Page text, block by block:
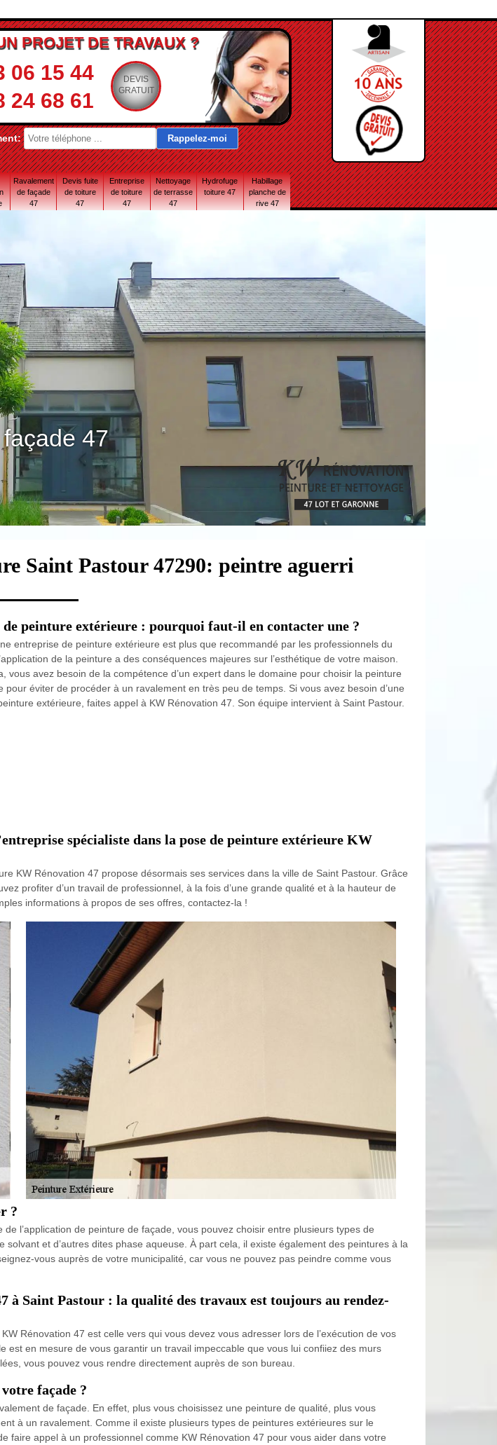
PROJET DE TRAVAUX ?
06 15 44
24 68 61
DEVIS
GRATUIT
Ravalement
de façade
47
Devis fuite
de toiture
47
Entreprise
de toiture
47
Nettoyage
de terrasse
47
Hydrofuge
toiture 47
Habillage
planche de
rive 47
47
Saint Pastour 47290: peintre aguerri
peinture extérieure : pourquoi faut-il en contacter une ?
entreprise de peinture extérieure est plus que recommandé par les professionnels du
de la peinture a des conséquences majeures sur l’esthétique de votre maison.
vous avez besoin de la compétence d’un expert dans le domaine pour choisir la peinture
pour éviter de procéder à un ravalement en très peu de temps. Si vous avez besoin d’une
extérieure, faites appel à KW Rénovation 47. Son équipe intervient à Saint Pastour.
spécialiste dans la pose de peinture extérieure KW
KW Rénovation 47 propose désormais ses services dans la ville de Saint Pastour. Grâce
profiter d’un travail de professionnel, à la fois d’une grande qualité et à la hauteur de
informations à propos de ses offres, contactez-la !
?
l’application de peinture de façade, vous pouvez choisir entre plusieurs types de
et d’autres dites phase aqueuse. À part cela, il existe également des peintures à la
vous auprès de votre municipalité, car vous ne pouvez pas peindre comme vous
à Saint Pastour : la qualité des travaux est toujours au rendez-
Rénovation 47 est celle vers qui vous devez vous adresser lors de l’exécution de vos
est en mesure de vous garantir un travail impeccable que vous lui confiiez des murs
vous pouvez vous rendre directement auprès de son bureau.
façade ?
de façade. En effet, plus vous choisissez une peinture de qualité, plus vous
à un ravalement. Comme il existe plusieurs types de peintures extérieures sur le
faire appel à un professionnel comme KW Rénovation 47 pour vous aider dans votre